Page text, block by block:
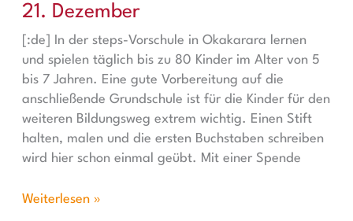
21. Dezember
[:de] In der steps-Vorschule in Okakarara lernen
und spielen täglich bis zu 80 Kinder im Alter von 5
bis 7 Jahren. Eine gute Vorbereitung auf die
anschließende Grundschule ist für die Kinder für den
weiteren Bildungsweg extrem wichtig. Einen Stift
halten, malen und die ersten Buchstaben schreiben
wird hier schon einmal geübt. Mit einer Spende
21. Dezember
Weiterlesen »